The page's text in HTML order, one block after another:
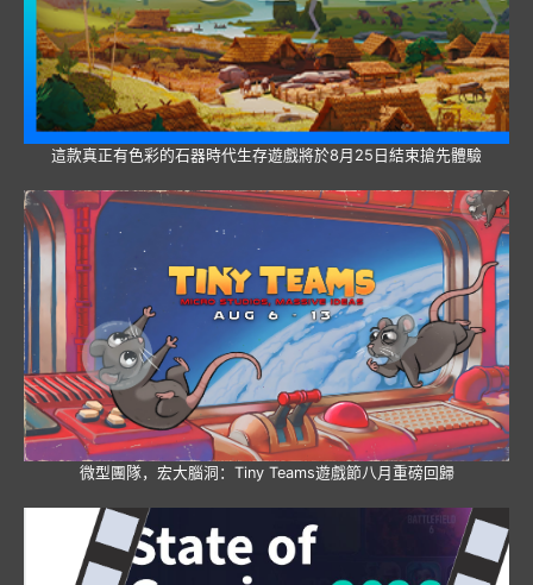
這款真正有色彩的石器時代生存遊戲將於8月25日結束搶先體驗
微型團隊，宏大腦洞：Tiny Teams遊戲節八月重磅回歸